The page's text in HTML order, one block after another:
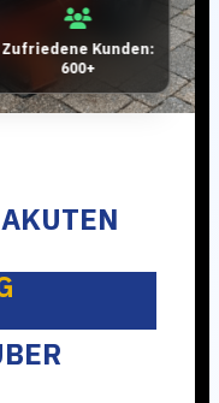
Zufriedene Kunden:
600+